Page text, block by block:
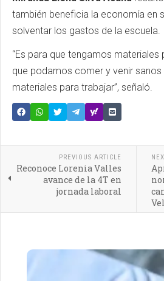
también beneficia la economía en
solventar los gastos de la escuela.
“Es para que tengamos materiales
que podamos comer y venir sanos
materiales para trabajar”, señaló.
PREVIOUS ARTICLE
Reconoce Lorenia Valles
avance de la 4T en
jornada laboral